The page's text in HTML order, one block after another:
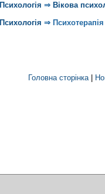
Психологія ⇒ Вікова
Психологія ⇒ Психотерапія
Головна сторінка|